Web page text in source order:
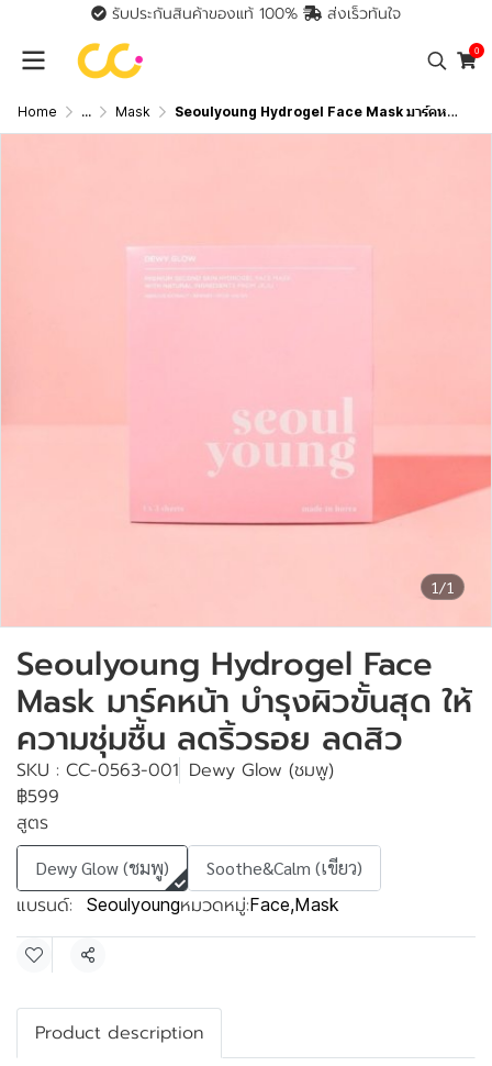
รับประกันสินค้าของแท้ 100% ส่งเร็วทันใจ
0
Home ... Mask Seoulyoung Hydrogel Face Mask มาร์คหน้า บำรุงผิวขั้นสุด ให้ความชุ่มชื้น ลดริ้วรอย ลดสิว
1/1
Seoulyoung Hydrogel Face
Mask มาร์คหน้า บำรุงผิวขั้นสุด ให้
ความชุ่มชื้น ลดริ้วรอย ลดสิว
SKU : CC-0563-001 Dewy Glow (ชมพู)
฿599
สูตร
Dewy Glow (ชมพู) Soothe&Calm (เขียว)
แบรนด์: Seoulyoungหมวดหมู่:Face,Mask
แชร์
Product description